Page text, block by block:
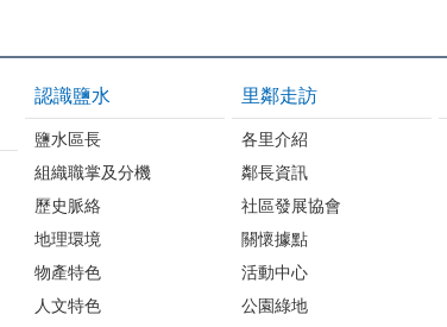
認識鹽水
鹽水區長
組織職掌及分機
歷史脈絡
地理環境
物產特色
人文特色
里鄰走訪
各里介紹
鄰長資訊
社區發展協會
關懷據點
活動中心
公園綠地